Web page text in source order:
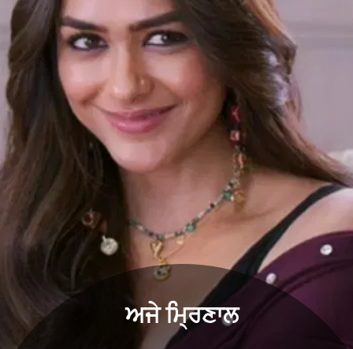
ਅਜੇ ਮ੍ਰਿਣਾਲ